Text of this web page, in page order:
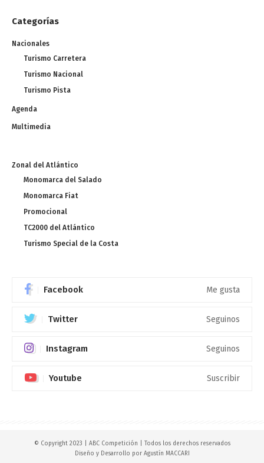
Categorías
Nacionales
Turismo Carretera
Turismo Nacional
Turismo Pista
Agenda
Multimedia
Zonal del Atlántico
Monomarca del Salado
Monomarca Fiat
Promocional
TC2000 del Atlántico
Turismo Special de la Costa
Facebook Me gusta
Twitter Seguinos
Instagram Seguinos
Youtube Suscribir
© Copyright 2023 | ABC Competición | Todos los derechos reservados
Diseño y Desarrollo por Agustín MACCARI